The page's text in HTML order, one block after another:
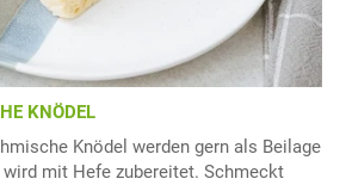
KNÖDEL
Knödel werden gern als Beilage
wird mit Hefe zubereitet. Schmeckt